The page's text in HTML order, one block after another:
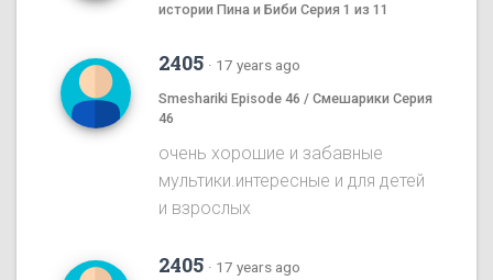
истории Пина и Биби Серия 1 из 11
2405 · 17 years ago
Smeshariki Episode 46 / Смешарики Серия
46
очень хорошие и забавные
мультики.интересные и для детей
и взрослых
2405 · 17 years ago